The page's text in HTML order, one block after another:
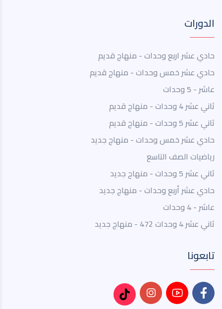
الدورات
حادي عشر اربع وحدات - منهاج قديم
حادي عشر خمس وحدات - منهاج قديم
عاشر - 5 وحدات
ثاني عشر 4 وحدات - منهاج قديم
ثاني عشر 5 وحدات - منهاج قديم
حادي عشر خمس وحدات - منهاج جديد
رياضيات الصف التاسع
ثاني عشر 5 وحدات - منهاج جديد
حادي عشر أربع وحدات - منهاج جديد
عاشر - 4 وحدات
ثاني عشر 4 وحدات 472 - منهاج جديد
تابعونا